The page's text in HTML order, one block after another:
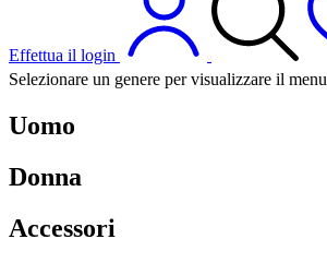
Effettua il login
Selezionare un genere per visualizzare il menu
Uomo
Donna
Accessori